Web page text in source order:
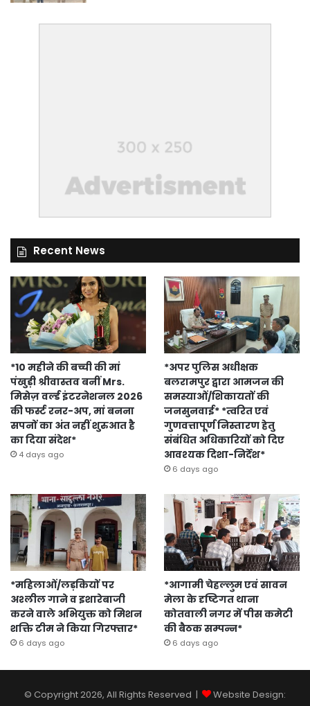
Recent News
*10 महीने की बच्ची की मां
पंखुड़ी श्रीवास्तव बनीं Mrs.
मिसेज़ वर्ल्ड इंटरनेशनल 2026
की फर्स्ट रनर-अप, मां बनना
सपनों का अंत नहीं शुरुआत है
का दिया संदेश*
4 days ago
*अपर पुलिस अधीक्षक
बलरामपुर द्वारा आमजन की
समस्याओं/शिकायतों की
जनसुनवाई* *त्वरित एवं
गुणवत्तापूर्ण निस्तारण हेतु
संबंधित अधिकारियों को दिए
आवश्यक दिशा-निर्देश*
6 days ago
*महिलाओं/लड़कियों पर
अश्लील गाने व इशारेबाजी
करने वाले अभियुक्त को मिशन
शक्ति टीम ने किया गिरफ्तार*
6 days ago
*आगामी चेहल्लुम एवं सावन
मेला के दृष्टिगत थाना
कोतवाली नगर में पीस कमेटी
की बैठक सम्पन्न*
6 days ago
© Copyright 2026, All Rights Reserved | Website Design: